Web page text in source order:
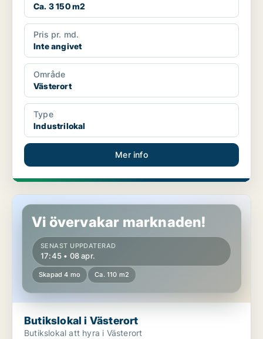
Ca. 3 150 m2
Pris pr. md.
Inte angivet
Område
Västerort
Type
Industrilokal
Mer info
Butikslokal i Västerort
Vi övervakar marknaden!
SENAST UPPDATERAD
17:45 • 08 apr.
Skapad 4 mo Ca. 110 m2
Butikslokal i Västerort
Butikslokal att hyra i Västerort